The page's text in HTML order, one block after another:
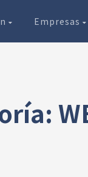
Empresas